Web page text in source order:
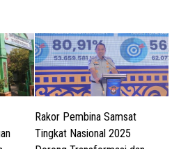
Rakor Pembina Samsat
Tingkat Nasional 2025